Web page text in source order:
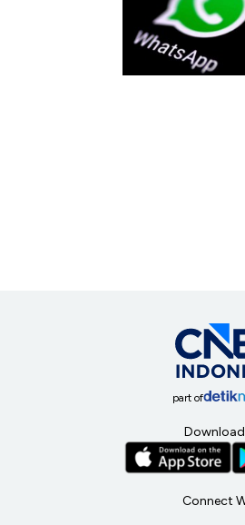
part of
Connect